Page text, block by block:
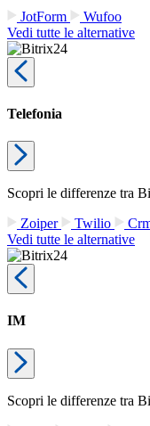
JotForm
Wufoo
Vedi tutte le alternative
Telefonia
Scopri le differenze tra
Zoiper
Twilio
Vedi tutte le alternative
IM
Scopri le differenze tra